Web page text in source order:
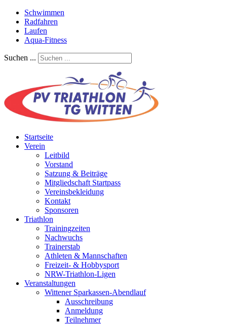
Schwimmen
Radfahren
Laufen
Aqua-Fitness
Suchen ...
Startseite
Verein
Leitbild
Vorstand
Satzung & Beiträge
Mitgliedschaft Startpass
Vereinsbekleidung
Kontakt
Sponsoren
Triathlon
Trainingzeiten
Nachwuchs
Trainerstab
Athleten & Mannschaften
Freizeit- & Hobbysport
NRW-Triathlon-Ligen
Veranstaltungen
Wittener Sparkassen-Abendlauf
Ausschreibung
Anmeldung
Teilnehmer